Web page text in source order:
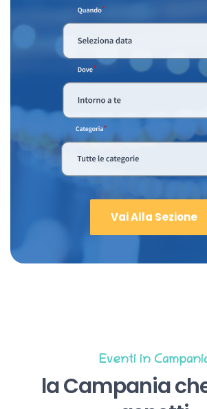
Vai Alla Sezione
Eventi in
la Campania